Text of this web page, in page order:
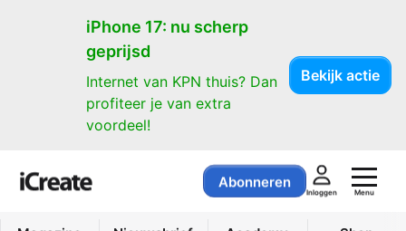
iPhone 17: nu scherp
geprijsd
Internet van KPN thuis? Dan
profiteer je van extra
voordeel!
Bekijk actie
Abonneren
Inloggen Menu